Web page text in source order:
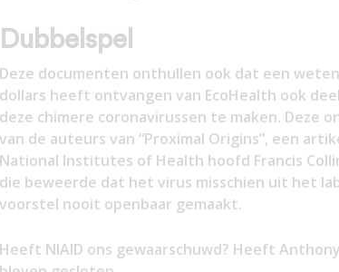
Dubbelspel
Deze documenten onthullen ook dat een
dollars heeft ontvangen van EcoHealth ook
deze chimere coronavirussen te maken. Deze
van de auteurs van “Proximal Origins”, een
National Institutes of Health hoofd Francis
die beweerde dat het virus misschien uit het
voorstel nooit openbaar gemaakt.
Heeft NIAID ons gewaarschuwd? Heeft